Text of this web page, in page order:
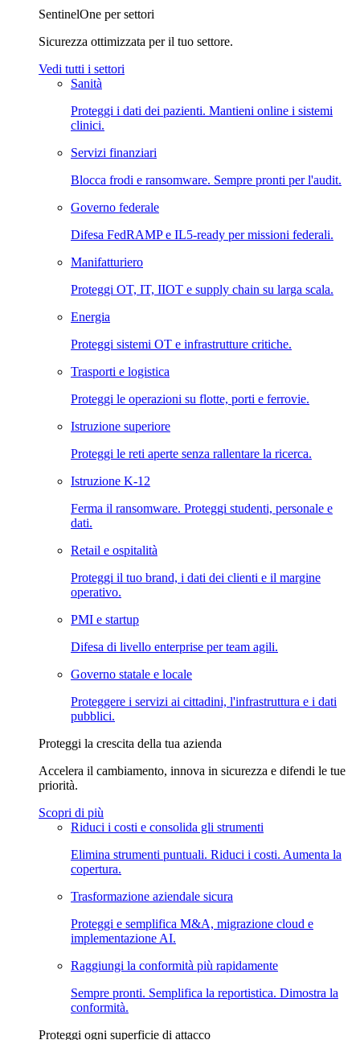
SentinelOne per settori
Sicurezza ottimizzata per il tuo settore.
Vedi tutti i settori
Sanità
Proteggi i dati dei pazienti. Mantieni online i sistemi
clinici.
Servizi finanziari
Blocca frodi e ransomware. Sempre pronti per l'audit.
Governo federale
Difesa FedRAMP e IL5-ready per missioni federali.
Manifatturiero
Proteggi OT, IT, IIOT e supply chain su larga scala.
Energia
Proteggi sistemi OT e infrastrutture critiche.
Trasporti e logistica
Proteggi le operazioni su flotte, porti e ferrovie.
Istruzione superiore
Proteggi le reti aperte senza rallentare la ricerca.
Istruzione K-12
Ferma il ransomware. Proteggi studenti, personale e
dati.
Retail e ospitalità
Proteggi il tuo brand, i dati dei clienti e il margine
operativo.
PMI e startup
Difesa di livello enterprise per team agili.
Governo statale e locale
Proteggere i servizi ai cittadini, l'infrastruttura e i dati
pubblici.
Proteggi la crescita della tua azienda
Accelera il cambiamento, innova in sicurezza e difendi le tue
priorità.
Scopri di più
Riduci i costi e consolida gli strumenti
Elimina strumenti puntuali. Riduci i costi. Aumenta la
copertura.
Trasformazione aziendale sicura
Proteggi e semplifica M&A, migrazione cloud e
implementazione AI.
Raggiungi la conformità più rapidamente
Sempre pronti. Semplifica la reportistica. Dimostra la
conformità.
Proteggi ogni superficie di attacco